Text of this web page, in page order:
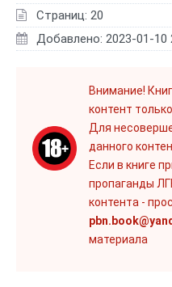
Страниц: 20
Добавлено: 2023-01-10
Внимание!
контент
Для
данного
Если в книге
пропаганды
контента -
материала